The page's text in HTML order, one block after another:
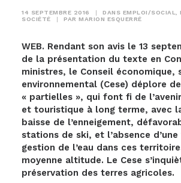
14 SEPTEMBRE 2016 | DANS EMPLOI/SOCIAL
SOCIÉTÉ
| PAR MARION ESQUERRÉ
WEB. Rendant son avis le 13
de la présentation du texte en
ministres, le Conseil économique,
environnemental (Cese) déplore
« partielles », qui font fi de
et touristique à long terme, avec
baisse de l’enneigement,
stations de ski, et l’absence
gestion de l’eau dans ces
moyenne altitude. Le Cese
préservation des terres agricoles.